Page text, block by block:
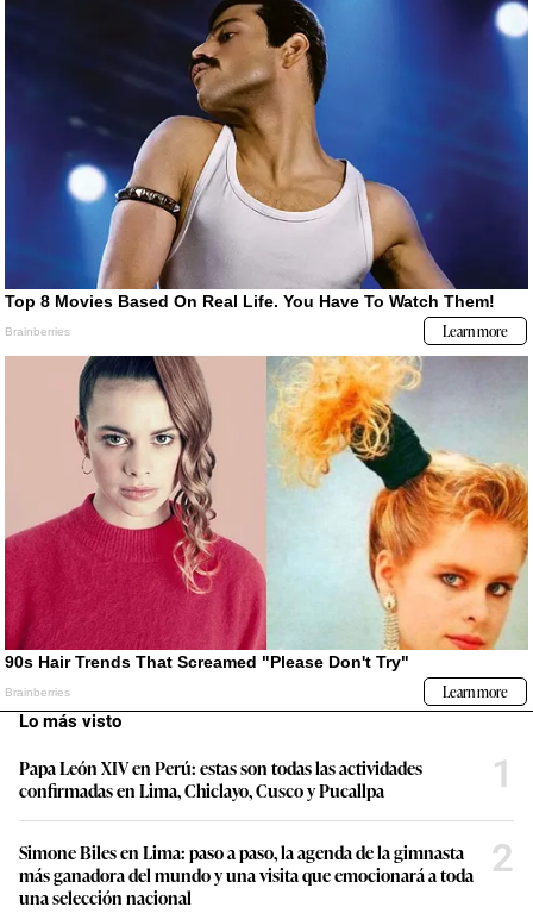
Lo más visto
Papa León XIV en Perú: estas son todas las actividades
confirmadas en Lima, Chiclayo, Cusco y Pucallpa
1
Simone Biles en Lima: paso a paso, la agenda de la gimnasta
más ganadora del mundo y una visita que emocionará a toda
una selección nacional
2